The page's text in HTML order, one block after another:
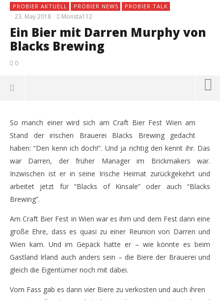
PROBIER AKTUELL PROBIER NEWS PROBIER TALK
23. May 2018 Monsta112
Ein Bier mit Darren Murphy von
Blacks Brewing
0
NOW VIEWING
Ein Bier mit Darren Murphy von Blacks Brewing
23.
May
2018
Monsta112
So manch einer wird sich am Craft Bier Fest Wien am
Stand der irischen Brauerei Blacks Brewing gedacht
haben: “Den kenn ich doch!”. Und ja richtig den kennt ihr. Das
war Darren, der früher Manager im Brickmakers war.
Inzwischen ist er in seine Irische Heimat zurückgekehrt und
arbeitet jetzt für “Blacks of Kinsale” oder auch “Blacks
Brewing”.
Am Craft Bier Fest in Wien war es ihm und dem Fest dann eine
große Ehre, dass es quasi zu einer Reunion von Darren und
Wien kam. Und im Gepäck hatte er – wie könnte es beim
Gastland Irland auch anders sein – die Biere der Brauerei und
gleich die Eigentümer noch mit dabei.
Vom Fass gab es dann vier Biere zu verkosten und auch ihren